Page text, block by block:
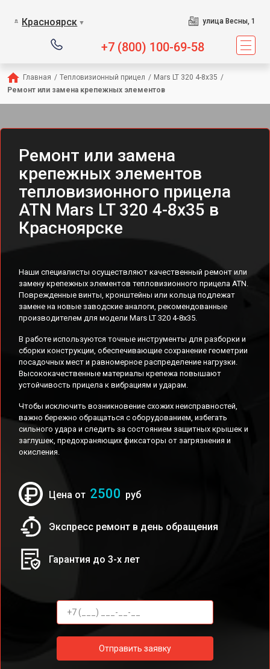
Красноярск ▼ улица Весны, 1
+7 (800) 100-69-58
Главная / Тепловизионный прицел / Mars LT 320 4-8x35 /
Ремонт или замена крепежных элементов
Ремонт или замена
крепежных элементов
тепловизионного прицела
ATN Mars LT 320 4-8x35 в
Красноярске
Наши специалисты осуществляют качественный ремонт или
замену крепежных элементов тепловизионного прицела ATN.
Поврежденные винты, кронштейны или кольца подлежат
замене на новые заводские аналоги, рекомендованные
производителем для модели Mars LT 320 4-8x35.
В работе используются точные инструменты для разборки и
сборки конструкции, обеспечивающие сохранение геометрии
посадочных мест и равномерное распределение нагрузки.
Высококачественные материалы крепежа повышают
устойчивость прицела к вибрациям и ударам.
Чтобы исключить возникновение схожих неисправностей,
важно бережно обращаться с оборудованием, избегать
сильного удара и следить за состоянием защитных крышек и
заглушек, предохраняющих фиксаторы от загрязнения и
окисления.
Цена от 2500 руб
Экспресс ремонт в день обращения
Гарантия до 3-х лет
Отправить заявку